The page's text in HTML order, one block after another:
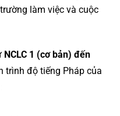
làm việc và cuộc
NCLC 1 (cơ bản) đến
trình độ tiếng Pháp của